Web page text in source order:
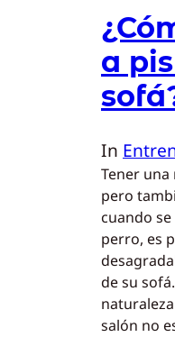
a
In
Tener
pero
cuando
perro, es
de su
salón no